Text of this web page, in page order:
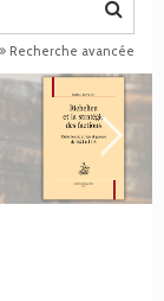
Recherche avancée